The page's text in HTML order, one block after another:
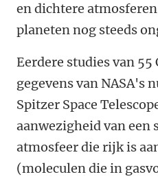
en dichtere
planeten nog steeds
Eerdere studies van 55
gegevens van NASA's
Spitzer Space
aanwezigheid van een
atmosfeer die rijk is
(moleculen die in